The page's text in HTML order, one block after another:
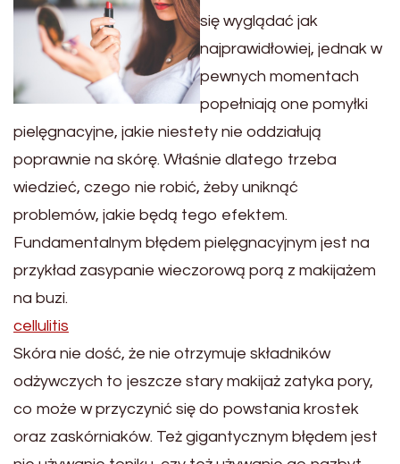
się wyglądać jak
najprawidłowiej, jednak w
pewnych momentach
popełniają one pomyłki
pielęgnacyjne, jakie niestety nie oddziałują
poprawnie na skórę. Właśnie dlatego trzeba
wiedzieć, czego nie robić, żeby uniknąć
problemów, jakie będą tego efektem.
Fundamentalnym błędem pielęgnacyjnym jest na
przykład zasypanie wieczorową porą z makijażem
na buzi.
cellulitis
Skóra nie dość, że nie otrzymuje składników
odżywczych to jeszcze stary makijaż zatyka pory,
co może w przyczynić się do powstania krostek
oraz zaskórniaków. Też gigantycznym błędem jest